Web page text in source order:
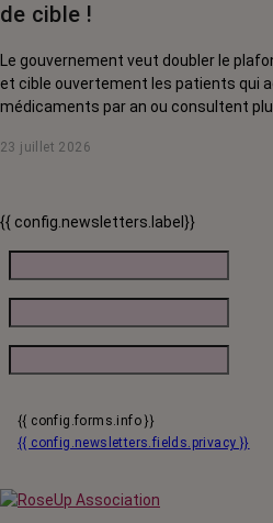
de cible !
Le gouvernement veut doubler le
et cible ouvertement les patients qui
médicaments par an ou consultent
chroniques, et en premier lieu les
23 juillet 2026
{{ config.newsletters.label}}
{{ config.forms.info }}
{{ config.newsletters.fields.privacy }}